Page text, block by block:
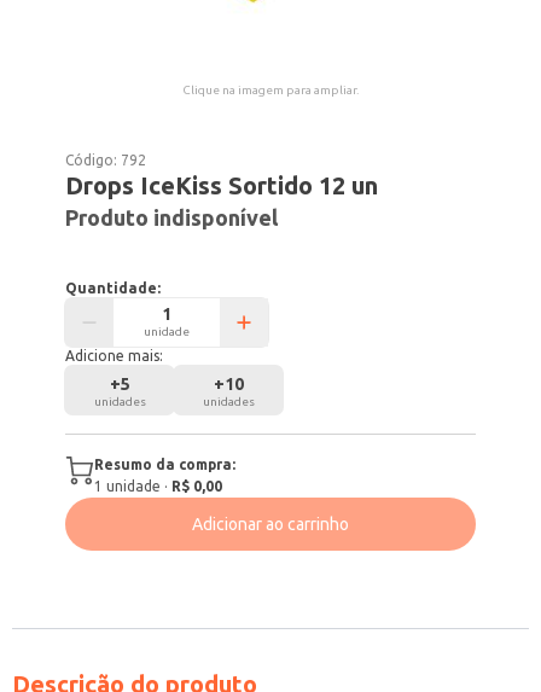
Clique na imagem para ampliar.
Código: 792
Drops IceKiss Sortido 12 un
Produto indisponível
Quantidade:
unidade
Adicione mais:
+5
unidades
+10
unidades
Resumo da compra:
1 unidade · R$ 0,00
Adicionar ao carrinho
Descrição do produto